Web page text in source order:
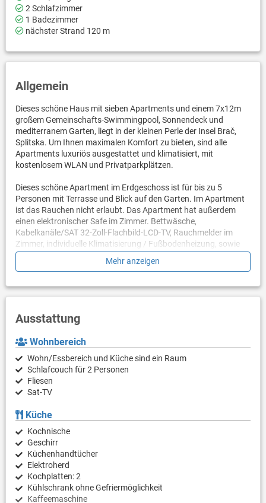
2 Schlafzimmer
1 Badezimmer
nächster Strand 120 m
Allgemein
Dieses schöne Haus mit sieben Apartments und einem 7x12m
großem Gemeinschafts-Swimmingpool, Sonnendeck und
mediterranem Garten, liegt in der kleinen Perle der Insel Brač,
Splitska. Um Ihnen maximalen Komfort zu bieten, sind alle
Apartments luxuriös ausgestattet und klimatisiert, mit
kostenlosem WLAN und Privatparkplätzen.
Dieses schöne Apartment im Erdgeschoss ist für bis zu 5
Personen mit Terrasse und Blick auf den Garten. Im Apartment
ist das Rauchen nicht erlaubt. Das Apartment hat außerdem
einen elektronischer Safe im Zimmer. Bettwäsche,
Kabelkanäle/SAT 32-Zoll-Flachbild-LCD-TV, Rauchmelder im
Zimmer, individuelle Klimatisierung / Fußbodenheizung, sowie
deckenhohe Fenster. Bügeleisen und Bügelbrett auf Anfrage
Zusätzlich bietet die Unterkunft auch einen Whirlpool, Sauna,
zubereiten möchten, steht auf Anfrage ein Außenkamin zur
Die malerische Stadt Splitska liegt an der Nordküste der Insel
Brač, 7 km von Supetar (Fährhafen) mit allen wichtigen
Einrichtungen und 2 km von Postir entfernt, einem nahe
gelegenen Ort, an dem Sie den berühmten Sandstrand von
Mehr anzeigen
Ausstattung
Wohnbereich
Wohn/Essbereich und Küche sind ein Raum
Schlafcouch für 2 Personen
Fliesen
Sat-TV
Küche
Kochnische
Geschirr
Küchenhandtücher
Elektroherd
Kochplatten: 2
Kühlschrank ohne Gefriermöglichkeit
Kaffeemaschine